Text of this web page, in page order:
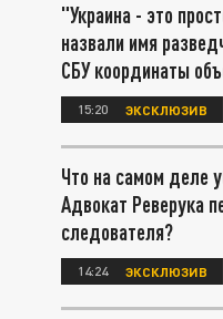
"Украина - это
назвали имя
СБУ координаты
15:20 ЭКСКЛЮЗИВ
Что на самом деле
Адвокат Реверука
следователя?
14:24 ЭКСКЛЮЗИВ